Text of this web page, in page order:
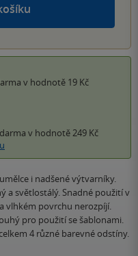
v hodnotě 19 Kč
v hodnotě 249 Kč
i nadšené výtvarníky.
a světlostálý. Snadné použití v
vlhkém povrchu nerozpíjí.
pro použití se šablonami.
4 různé barevné odstíny.